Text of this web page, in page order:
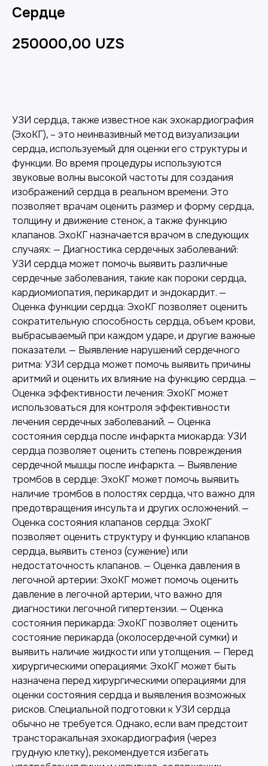
Сердце
250000,00 UZS
УЗИ сердца, также известное как эхокардиография
(ЭхоКГ), – это неинвазивный метод визуализации
сердца, используемый для оценки его структуры и
функции. Во время процедуры используются
звуковые волны высокой частоты для создания
изображений сердца в реальном времени. Это
позволяет врачам оценить размер и форму сердца,
толщину и движение стенок, а также функцию
клапанов. ЭхоКГ назначается врачом в следующих
случаях: — Диагностика сердечных заболеваний:
УЗИ сердца может помочь выявить различные
сердечные заболевания, такие как пороки сердца,
кардиомиопатия, перикардит и эндокардит. —
Оценка функции сердца: ЭхоКГ позволяет оценить
сократительную способность сердца, объем крови,
выбрасываемый при каждом ударе, и другие важные
показатели. — Выявление нарушений сердечного
ритма: УЗИ сердца может помочь выявить причины
аритмий и оценить их влияние на функцию сердца. —
Оценка эффективности лечения: ЭхоКГ может
использоваться для контроля эффективности
лечения сердечных заболеваний. — Оценка
состояния сердца после инфаркта миокарда: УЗИ
сердца позволяет оценить степень повреждения
сердечной мышцы после инфаркта. — Выявление
тромбов в сердце: ЭхоКГ может помочь выявить
наличие тромбов в полостях сердца, что важно для
предотвращения инсульта и других осложнений. —
Оценка состояния клапанов сердца: ЭхоКГ
позволяет оценить структуру и функцию клапанов
сердца, выявить стеноз (сужение) или
недостаточность клапанов. — Оценка давления в
легочной артерии: ЭхоКГ может помочь оценить
давление в легочной артерии, что важно для
диагностики легочной гипертензии. — Оценка
состояния перикарда: ЭхоКГ позволяет оценить
состояние перикарда (околосердечной сумки) и
выявить наличие жидкости или утолщения. — Перед
хирургическими операциями: ЭхоКГ может быть
назначена перед хирургическими операциями для
оценки состояния сердца и выявления возможных
рисков. Специальной подготовки к УЗИ сердца
обычно не требуется. Однако, если вам предстоит
трансторакальная эхокардиография (через
грудную клетку), рекомендуется избегать